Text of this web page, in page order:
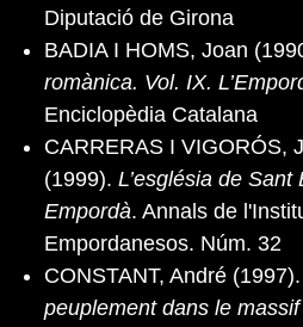
Diputació de Girona
BADIA I HOMS, Joan
romànica. Vol. IX.
Enciclopèdia Catalana
CARRERAS I VIGORÓS,
(1999). L’església de
Empordà. Annals de
Empordanesos. Núm. 32
CONSTANT, André (1997).
peuplement dans le